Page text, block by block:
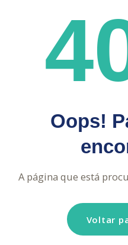
Oops!
A página que está
Voltar